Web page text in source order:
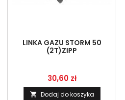
LINKA GAZU STORM 50
(2T)ZIPP
Cena
30,60 zł
 Dodaj do koszyka